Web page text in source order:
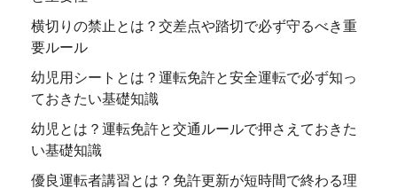
横切りの禁止とは？交差点や踏切で必ず守るべき重
要ルール
幼児用シートとは？運転免許と安全運転で必ず知っ
ておきたい基礎知識
幼児とは？運転免許と交通ルールで押さえておきた
い基礎知識
優良運転者講習とは？免許更新が短時間で終わる理